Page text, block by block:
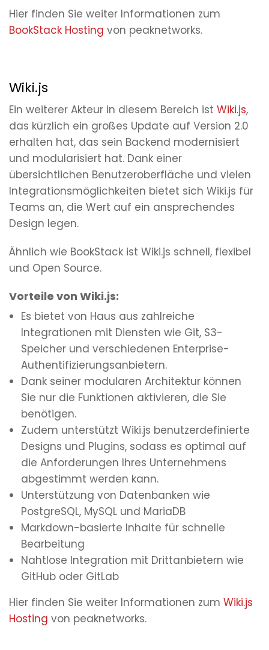
Hier finden Sie weiter Informationen zum
BookStack Hosting von peaknetworks.
Wiki.js
Ein weiterer Akteur in diesem Bereich ist Wiki.js,
das kürzlich ein großes Update auf Version 2.0
erhalten hat, das sein Backend modernisiert
und modularisiert hat. Dank einer
übersichtlichen Benutzeroberfläche und vielen
Integrationsmöglichkeiten bietet sich Wiki.js für
Teams an, die Wert auf ein ansprechendes
Design legen.
Ähnlich wie BookStack ist Wiki.js schnell, flexibel
und Open Source.
Vorteile von Wiki.js:
Es bietet von Haus aus zahlreiche
Integrationen mit Diensten wie Git, S3-
Speicher und verschiedenen Enterprise-
Authentifizierungsanbietern.
Dank seiner modularen Architektur können
Sie nur die Funktionen aktivieren, die Sie
benötigen.
Zudem unterstützt Wiki.js benutzerdefinierte
Designs und Plugins, sodass es optimal auf
die Anforderungen Ihres Unternehmens
abgestimmt werden kann.
Unterstützung von Datenbanken wie
PostgreSQL, MySQL und MariaDB
Markdown-basierte Inhalte für schnelle
Bearbeitung
Nahtlose Integration mit Drittanbietern wie
GitHub oder GitLab
Hier finden Sie weiter Informationen zum Wiki.js
Hosting von peaknetworks.